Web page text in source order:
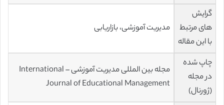
گرایش
های مرتبط
با این مقاله
مدیریت آموزشی، بازاریابی
چاپ شده
در مجله
(ژورنال)
مجله بین المللی مدیریت آموزشی – International
Journal of Educational Management